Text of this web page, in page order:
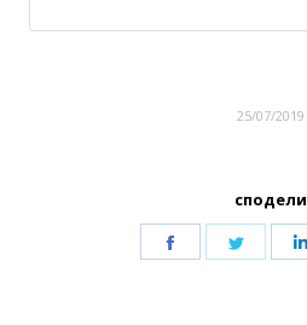
25/07/2019
сподели